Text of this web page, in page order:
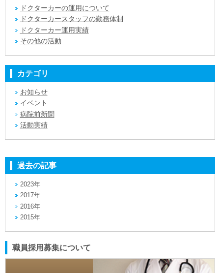
ドクターカーの運用について
ドクターカースタッフの勤務体制
ドクターカー運用実績
その他の活動
カテゴリ
お知らせ
イベント
病院前新聞
活動実績
過去の記事
2023年
2017年
2016年
2015年
職員採用募集について